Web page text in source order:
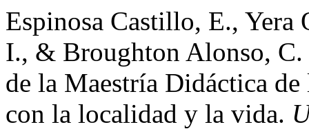
Espinosa Castillo, E., Yera
I., & Broughton Alonso,
de la Maestría Didáctica
con la localidad y la vida.